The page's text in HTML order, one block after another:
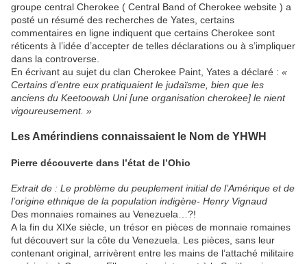
groupe central Cherokee ( Central Band of Cherokee website ) a
posté un résumé des recherches de Yates, certains
commentaires en ligne indiquent que certains Cherokee sont
réticents à l’idée d’accepter de telles déclarations ou à s’impliquer
dans la controverse.
En écrivant au sujet du clan Cherokee Paint, Yates a déclaré : «
Certains d’entre eux pratiquaient le judaïsme, bien que les
anciens du Keetoowah Uni [une organisation cherokee] le nient
vigoureusement. »
Les Amérindiens connaissaient le Nom de YHWH
Pierre découverte dans l’état de l’Ohio
Extrait de : Le problème du peuplement initial de l’Amérique et de
l’origine ethnique de la population indigène- Henry Vignaud
Des monnaies romaines au Venezuela…?!
A la fin du XIXe siècle, un trésor en pièces de monnaie romaines
fut découvert sur la côte du Venezuela. Les pièces, sans leur
contenant original, arrivèrent entre les mains de l’attaché militaire